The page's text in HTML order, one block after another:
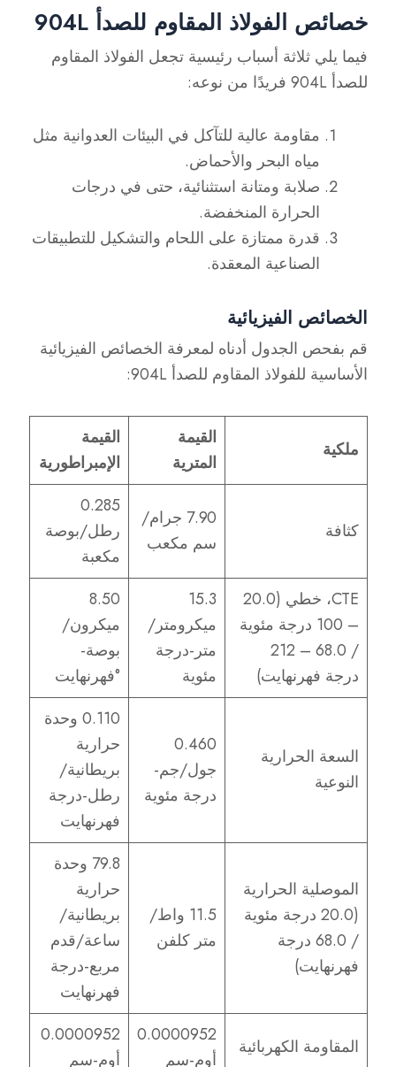
خصائص الفولاذ المقاوم للصدأ 904L
فيما يلي ثلاثة أسباب رئيسية تجعل الفولاذ المقاوم
للصدأ 904L فريدًا من نوعه:
مقاومة عالية للتآكل في البيئات العدوانية مثل
مياه البحر والأحماض.
صلابة ومتانة استثنائية، حتى في درجات
الحرارة المنخفضة.
قدرة ممتازة على اللحام والتشكيل للتطبيقات
الصناعية المعقدة.
الخصائص الفيزيائية
قم بفحص الجدول أدناه لمعرفة الخصائص الفيزيائية
الأساسية للفولاذ المقاوم للصدأ 904L:
ملكية
القيمة
المترية
القيمة
الإمبراطورية
كثافة
7.90 جرام/
سم مكعب
0.285
رطل/بوصة
مكعبة
CTE، خطي (20.0
– 100 درجة مئوية
/ 68.0 – 212
درجة فهرنهايت)
15.3
ميكرومتر/
متر-درجة
مئوية
8.50
ميكرون/
بوصة-
°فهرنهايت
السعة الحرارية
النوعية
0.460
جول/جم-
درجة مئوية
0.110 وحدة
حرارية
بريطانية/
رطل-درجة
فهرنهايت
الموصلية الحرارية
(20.0 درجة مئوية
/ 68.0 درجة
فهرنهايت)
11.5 واط/
متر كلفن
79.8 وحدة
حرارية
بريطانية/
ساعة/قدم
مربع-درجة
فهرنهايت
المقاومة الكهربائية
0.0000952
أوم-سم
0.0000952
أوم-سم